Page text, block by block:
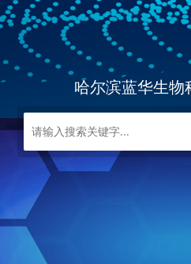
哈尔滨蓝华生物